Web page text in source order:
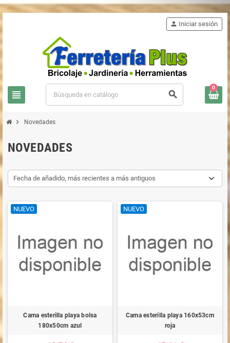
view_headline search
person Iniciar sesión
0
chevron_right Novedades
NOVEDADES
Fecha de añadido, más recientes a más antiguos
NUEVO
Cama esterilla playa bolsa
180x50cm azul
NUEVO
Cama esterilla playa 160x53cm
roja